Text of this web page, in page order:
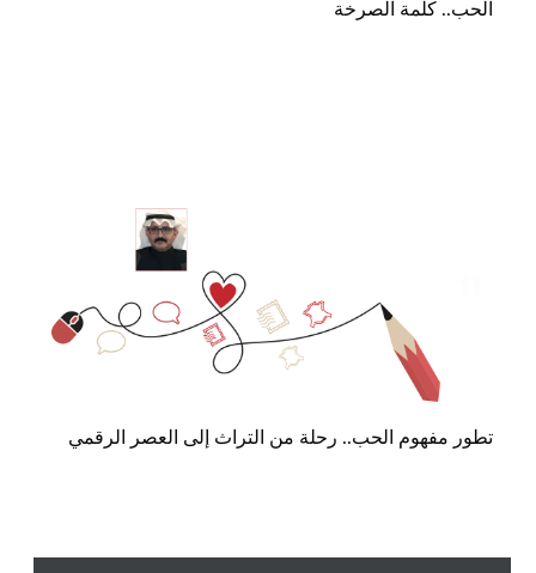
الحب.. كلمة الصرخة
تطور مفهوم الحب.. رحلة من التراث إلى العصر الرقمي